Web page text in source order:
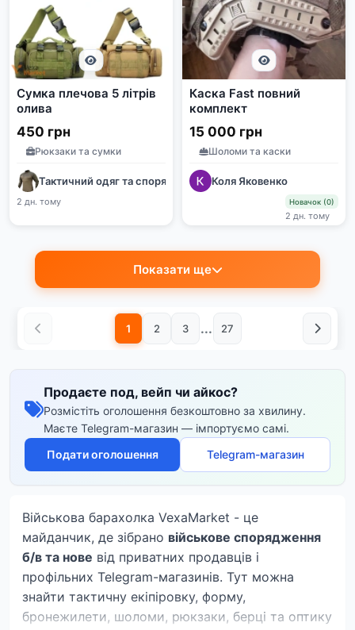
Сумка плечова 5 літрів
олива
450 грн
Рюкзаки та сумки
Тактичний одяг та спорядження
2 дн. тому
Каска Fast повний
комплект
15 000 грн
Шоломи та каски
Коля Яковенко
Новачок (0)
2 дн. тому
Показати ще
1 2 3 ... 27
Продаєте под, вейп чи айкос?
Розмістіть оголошення безкоштовно за хвилину.
Маєте Telegram-магазин — імпортуємо самі.
Подати оголошення
Telegram-магазин
Військова барахолка VexaMarket - це
майданчик, де зібрано військове спорядження
б/в та нове від приватних продавців і
профільних Telegram-магазинів. Тут можна
знайти тактичну екіпіровку, форму,
бронежилети, шоломи, рюкзаки, берці та оптику